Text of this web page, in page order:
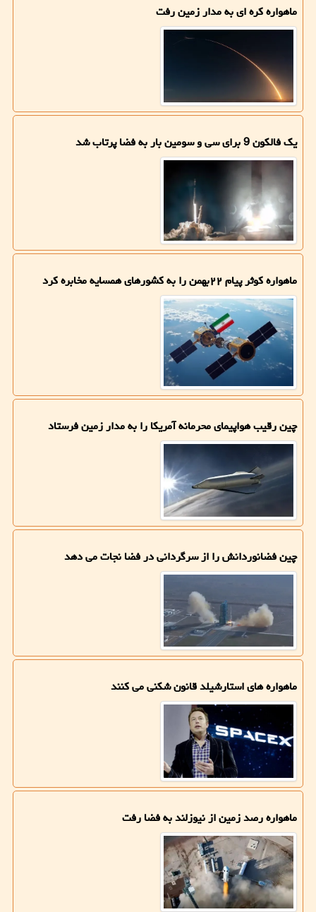
ماهواره کره ای به مدار زمین رفت
یک فالکون 9 برای سی و سومین بار به فضا پرتاب شد
ماهواره کوثر پیام ۲۲بهمن را به کشورهای همسایه مخابره کرد
چین رقیب هواپیمای محرمانه آمریکا را به مدار زمین فرستاد
چین فضانوردانش را از سرگردانی در فضا نجات می دهد
ماهواره های استارشیلد قانون شکنی می کنند
ماهواره رصد زمین از نیوزلند به فضا رفت